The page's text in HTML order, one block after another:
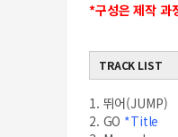
*구성은 제작 과
TRACK LIST
1. 뛰어(JUMP)
2. GO *Title